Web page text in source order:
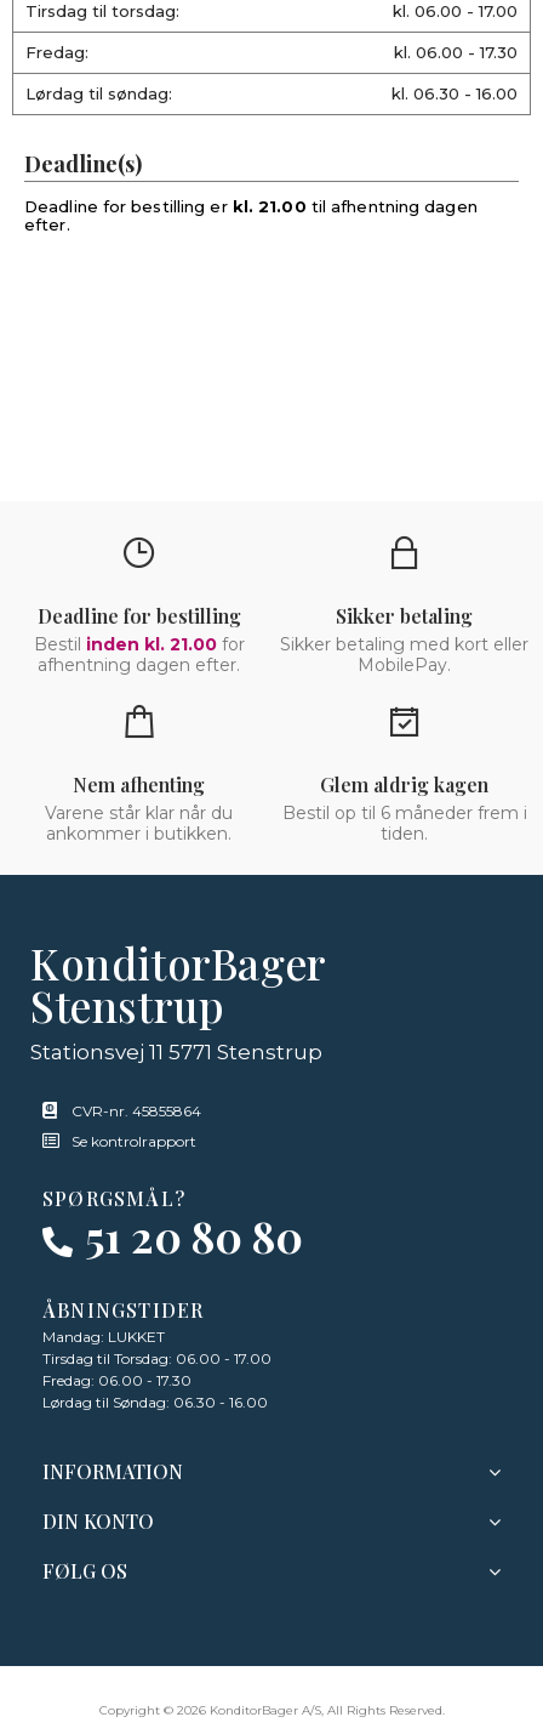
Tirsdag til torsdag: kl. 06.00 - 17.00
Fredag: kl. 06.00 - 17.30
Lørdag til søndag: kl. 06.30 - 16.00
Deadline(s)
Deadline for bestilling er kl. 21.00 til afhentning dagen
efter.
Deadline for bestilling
Bestil inden kl. 21.00for
afhentning dagen efter.
Sikker betaling
Sikker betaling med kort eller
MobilePay.
Nem afhenting
Varene står klar når du
ankommer i butikken.
Glem aldrig kagen
Bestil op til 6 måneder frem i
tiden.
KonditorBager
Stenstrup
Stationsvej 11 5771 Stenstrup
CVR-nr. 45855864
Se kontrolrapport
SPØRGSMÅL?
51 20 80 80
ÅBNINGSTIDER
Mandag: LUKKET
Tirsdag til Torsdag: 06.00 - 17.00
Fredag: 06.00 - 17.30
Lørdag til Søndag: 06.30 - 16.00
INFORMATION
DIN KONTO
FØLG OS
Copyright © 2026 KonditorBager A/S, All Rights Reserved.